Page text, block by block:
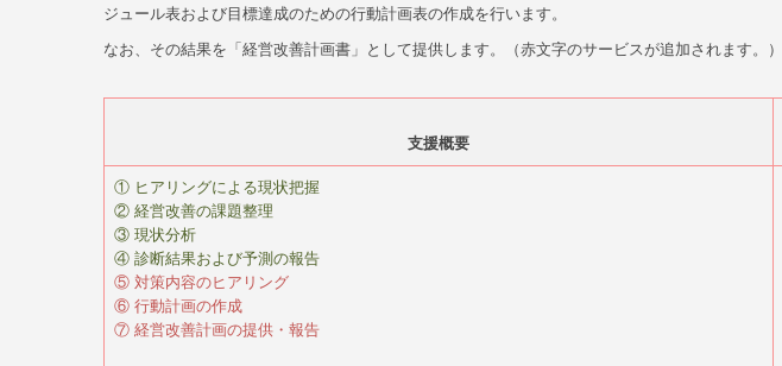
ジュール表および目標達成のための行動計画表の作成を行います。
なお、その結果を「経営改善計画書」として提供します。（赤文字のサービスが追加されます。）
支援概要
① ヒアリングによる現状把握
② 経営改善の課題整理
③ 現状分析
④ 診断結果および予測の報告
⑤ 対策内容のヒアリング
⑥ 行動計画の作成
⑦ 経営改善計画の提供・報告